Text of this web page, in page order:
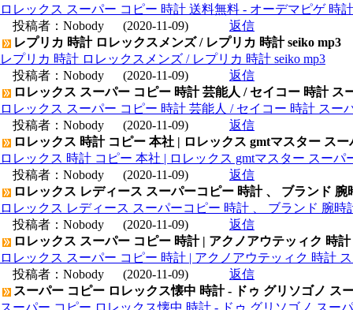
ロレックス スーパー コピー 時計 送料無料 - オーデマピゲ 時
投稿者： Nobody (2020-11-09)
返信
レプリカ 時計 ロレックスメンズ / レプリカ 時計 seiko mp3
レプリカ 時計 ロレックスメンズ / レプリカ 時計 seiko mp3
投稿者： Nobody (2020-11-09)
返信
ロレックス スーパー コピー 時計 芸能人 / セイコー 時計 ス
ロレックス スーパー コピー 時計 芸能人 / セイコー 時計 スー
投稿者： Nobody (2020-11-09)
返信
ロレックス 時計 コピー 本社 | ロレックス gmtマスター ス
ロレックス 時計 コピー 本社 | ロレックス gmtマスター スーパ
投稿者： Nobody (2020-11-09)
返信
ロレックス レディース スーパーコピー 時計 、 ブランド
ロレックス レディース スーパーコピー 時計 、 ブランド 腕時
投稿者： Nobody (2020-11-09)
返信
ロレックス スーパー コピー 時計 | アクノアウテッィク 時
ロレックス スーパー コピー 時計 | アクノアウテッィク 時計
投稿者： Nobody (2020-11-09)
返信
スーパー コピー ロレックス懐中 時計 - ドゥ グリソゴノ ス
スーパー コピー ロレックス懐中 時計 - ドゥ グリソゴノ スー